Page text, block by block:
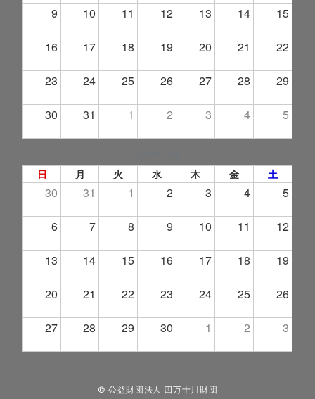
9 10 11 12 13 14 15
16 17 18 19 20 21 22
23 24 25 26 27 28 29
30 31 1 2 3 4 5
日 月 火 水 木 金 土
30 31 1 2 3 4 5
6 7 8 9 10 11 12
13 14 15 16 17 18 19
20 21 22 23 24 25 26
27 28 29 30 1 2 3
© 公益財団法人 四万十川財団